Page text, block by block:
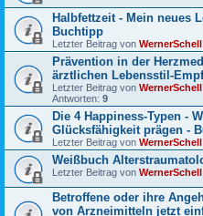
Halbfettzeit - Mein neues
Buchtipp
Letzter Beitrag von WernerSchell
Prävention in der
ärztlichen Lebensstil-
Letzter Beitrag von WernerSchell
Antworten: 9
Die 4 Happiness-Typen -
Glücksfähigkeit prägen -
Letzter Beitrag von WernerSchell
Weißbuch
Letzter Beitrag von WernerSchell
Betroffene oder ihre
von Arzneimitteln jetzt